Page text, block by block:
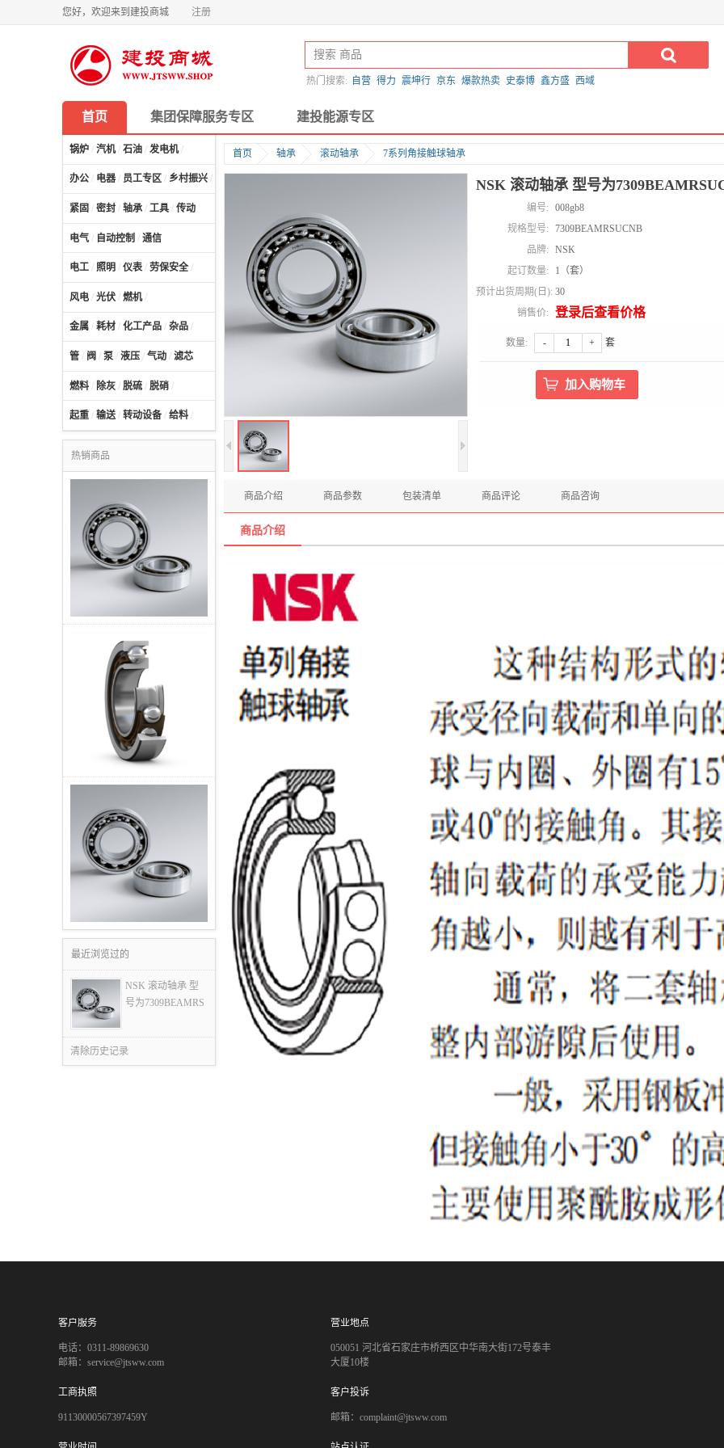
您好，欢迎来到建投商城 注册
热门搜索: 自营 得力 震坤行 京东 爆款热卖 史泰博 鑫方盛 西域
首页 集团保障服务专区 建投能源专区
锅炉 / 汽机/ 石油 / 发电机/
办公 / 电器 / 员工专区 / 乡村振兴 /
紧固 / 密封 / 轴承 / 工具 / 传动
电气 / 自动控制 / 通信
电工 / 照明 / 仪表 / 劳保安全 /
风电 / 光伏 / 燃机/
金属 / 耗材 / 化工产品 / 杂品 /
管 / 阀 / 泵 / 液压 / 气动 / 滤芯
燃料 / 除灰 / 脱硫 / 脱硝 /
起重 / 输送/ 转动设备 / 给料 /
热销商品
最近浏览过的
NSK 滚动轴承 型
号为7309BEAMRS
清除历史记录
首页 轴承 滚动轴承 7系列角接触球轴承
NSK 滚动轴承 型号为
编号:
008gb8
规格型号:
7309BEAMRSUCNB
品牌:
NSK
起订数量:
1（套）
预计出货周期(日): 30
销售价:
登录后查看价格
数量: - + 套
商品介绍 商品参数 包装清单 商品评论 商品咨询
商品介绍
客户服务
电话：0311-89869630
邮箱：service@jtsww.com
营业地点
050051 河北省石家庄市桥西区中华南大街172号泰丰
大厦10楼
工商执照
91130000567397459Y
客户投诉
邮箱：complaint@jtsww.com